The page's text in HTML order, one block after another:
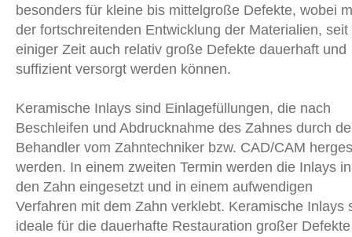
besonders für kleine bis mittelgroße Defekte, wobei
der fortschreitenden Entwicklung der Materialien, seit
einiger Zeit auch relativ große Defekte dauerhaft und
suffizient versorgt werden können.
Keramische Inlays sind Einlagefüllungen, die nach
Beschleifen und Abdrucknahme des Zahnes durch
Behandler vom Zahntechniker bzw. CAD/CAM
werden. In einem zweiten Termin werden die Inlays in
den Zahn eingesetzt und in einem aufwendigen
Verfahren mit dem Zahn verklebt. Keramische Inlays
ideale für die dauerhafte Restauration großer